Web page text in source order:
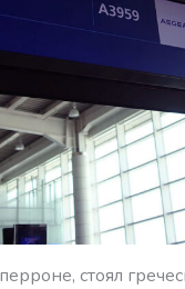
стоял